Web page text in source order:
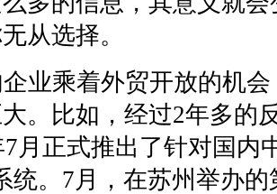
从选择。
业乘着外贸开放的机会
。比如，经过2年多的
7月正式推出了针对国内
统。7月，在苏州举办